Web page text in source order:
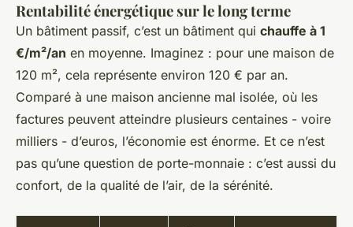
Rentabilité énergétique sur le long terme
Un bâtiment passif, c’est un bâtiment qui chauffe à 1
€/m²/an en moyenne. Imaginez : pour une maison de
120 m², cela représente environ 120 € par an.
Comparé à une maison ancienne mal isolée, où les
factures peuvent atteindre plusieurs centaines - voire
milliers - d’euros, l’économie est énorme. Et ce n’est
pas qu’une question de porte-monnaie : c’est aussi du
confort, de la qualité de l’air, de la sérénité.